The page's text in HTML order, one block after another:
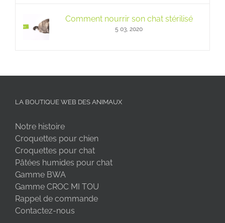
Comment nourrir son chat stérilisé
5 03, 2020
LA BOUTIQUE WEB DES ANIMAUX
Notre histoire
Croquettes pour chien
Croquettes pour chat
Pâtées humides pour chat
Gamme BWA
Gamme CROC MI TOU
Rappel de commande
Contactez-nous